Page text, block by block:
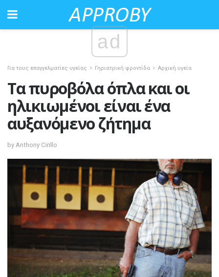
ad
Για τους επαγγελματίες υγείας Γηριατρική φροντίδα Αρχική υγεία
Τα πυροβόλα όπλα και οι
ηλικιωμένοι είναι ένα
αυξανόμενο ζήτημα
by Anthony Cirillo